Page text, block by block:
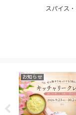
スパイス
お知らせ